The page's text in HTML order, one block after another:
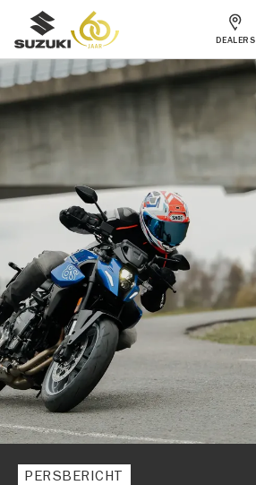
DEALERS
PERSBERICHT